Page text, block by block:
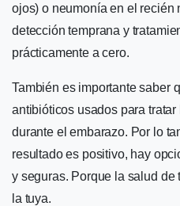
ojos) o neumonía en el recién
detección temprana y
prácticamente a cero.
También es importante saber
antibióticos usados para
durante el embarazo. Por lo
resultado es positivo, hay
y seguras. Porque la salud
la tuya.